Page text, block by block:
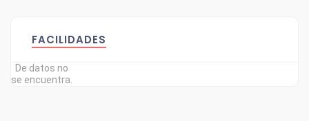
FACILIDADES
De datos no
se encuentra.